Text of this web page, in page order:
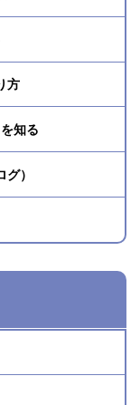
方
知る
）